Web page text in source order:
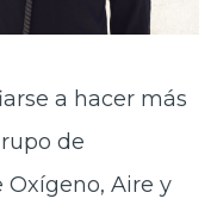
a hacer más
de
Aire y